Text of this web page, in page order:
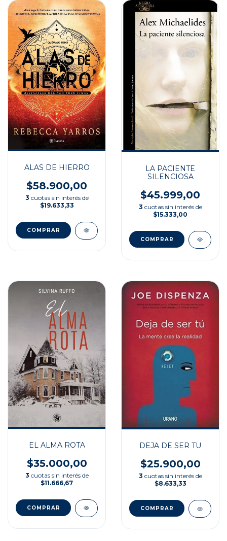
ALAS DE HIERRO
$58.900,00
3 cuotas sin interés de
$19.633,33
LA PACIENTE
SILENCIOSA
$45.999,00
3 cuotas sin interés de
$15.333,00
EL ALMA ROTA
$35.000,00
3 cuotas sin interés de
$11.666,67
DEJA DE SER TU
$25.900,00
3 cuotas sin interés de
$8.633,33